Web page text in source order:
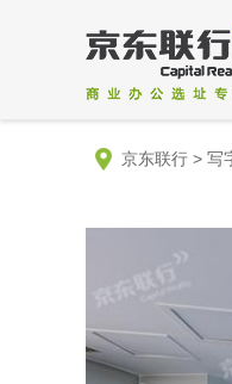
京东联行 > 写